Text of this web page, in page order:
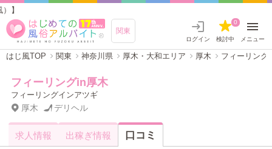
関東
ログイン 検討中
0
メニュー
はじ風TOP 関東 神奈川県 厚木・大和エリア 厚木 フィーリング
フィーリングin厚木
フィーリングインアツギ
厚木 デリヘル
求人情報 出稼ぎ情報 口コミ